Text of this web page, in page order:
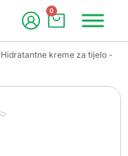
0
Hidratantne kreme za tijelo -